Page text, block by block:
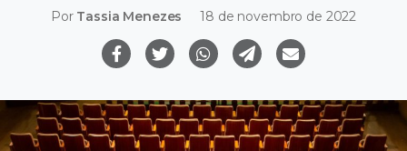
Por Tassia Menezes 18 de novembro de 2022